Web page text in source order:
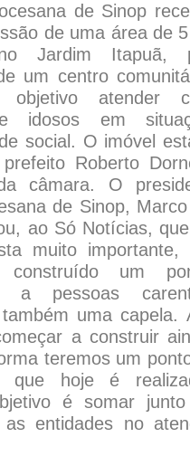
de Sinop
de uma área de
no Jardim Itapuã,
um centro
atender
idosos em
social. O imóvel
Roberto
câmara. O
de Sinop,
ao Só Notícias,
muito importante,
construído um
a pessoas
uma capela.
a construir
teremos um
que hoje é
é somar
entidades no